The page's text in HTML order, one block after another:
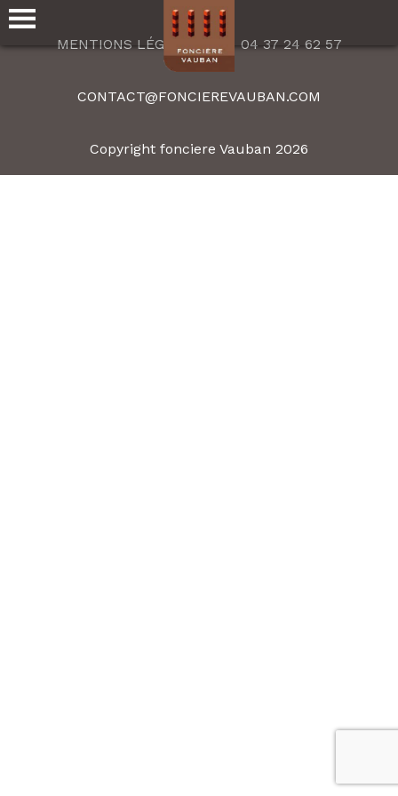
MENTIONS LÉGALES 04 37 24 62 57
CONTACT@FONCIEREVAUBAN.COM
Copyright fonciere Vauban 2026